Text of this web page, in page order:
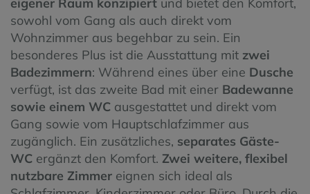
sowohl vom Gang als auch direkt vom
Wohnzimmer aus begehbar zu sein. Ein
besonderes Plus ist die Ausstattung mit zwei
Badezimmern: Während eines über eine Dusche
verfügt, ist das zweite Bad mit einer Badewanne
sowie einem WC ausgestattet und direkt vom
Gang sowie vom Hauptschlafzimmer aus
zugänglich. Ein zusätzliches, separates Gäste-
WC ergänzt den Komfort. Zwei weitere, flexibel
nutzbare Zimmer eignen sich ideal als